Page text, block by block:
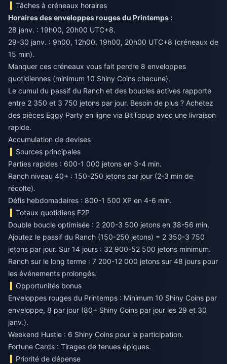
Tâches à créneaux horaires
Horaires des enveloppes rouges du Printemps :
28 janv. : 19h00, 20h00 UTC+8.
29-30 janv. : 9h00, 12h00, 19h00, 20h00 UTC+8 (créneaux de
15 min).
Manquer ces créneaux vous fait perdre 8 enveloppes
quotidiennes (minimum 10 Shiny Coins chacune).
Le cumul du passif du Ranch et des boucles actives rapporte
entre 2 350 et 3 750 jetons par jour. Besoin de plus ? Achetez
des pièces Eggy Party en ligne via BitTopup avec une livraison
rapide.
Accumulation de devises
Sources principales
Parties rapides : 600-1 000 jetons en 3-4 min.
Ranch niveau 40+ : 150-250 jetons par jour (2-3 min de
récolte).
Défis hebdomadaires : 800-1 500 XP en 4-6 min.
Totaux quotidiens F2P
Double boucle optimisée : 2 200-3 500 jetons en 38-56 min.
Ajoutez le passif du Ranch (150-250 jetons) = 2 350-3 750
jetons par jour. Sur 14 jours : 32 900-52 500 jetons minimum.
Ranch sur le long terme : 7 200-12 000 jetons sur 48 jours pour
les événements prolongés.
Opportunités bonus
Enveloppes rouges du Printemps : Minimum 10 Shiny Coins par
enveloppe, 8 par jour (80+ Shiny Coins par jour les 29 et 30
janv.).
Weekend Hustle : 6 Shiny Coins pour la participation.
Fortune Cards : Tirages de tenues épiques.
Priorité de dépense